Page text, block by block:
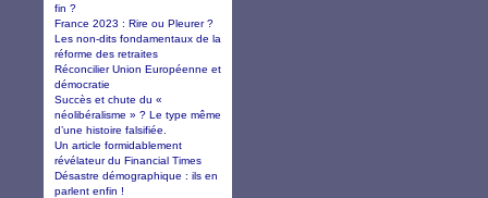
fin ?
France 2023 : Rire ou Pleurer ?
Les non-dits fondamentaux de la
réforme des retraites
Réconcilier Union Européenne et
démocratie
Succès et chute du «
néolibéralisme » ? Le type même
d’une histoire falsifiée.
Un article formidablement
révélateur du Financial Times
Désastre démographique : ils en
parlent enfin !